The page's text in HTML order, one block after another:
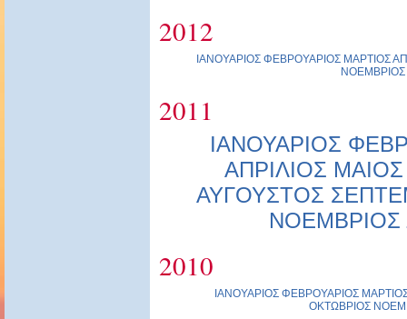
2012
ΙΑΝΟΥΑΡΙΟΣ ΦΕΒΡΟΥΑΡΙΟΣ ΜΑΡΤΙΟΣ
ΝΟΕΜΒΡΙΟΣ
2011
ΙΑΝΟΥΑΡΙΟΣ
ΑΠΡΙΛΙΟΣ ΜΑΙΟΣ
ΑΥΓΟΥΣΤΟΣ
ΝΟΕΜΒΡΙΟΣ
2010
ΙΑΝΟΥΑΡΙΟΣ ΦΕΒΡΟΥΑΡΙΟΣ
ΟΚΤΩΒΡΙΟΣ